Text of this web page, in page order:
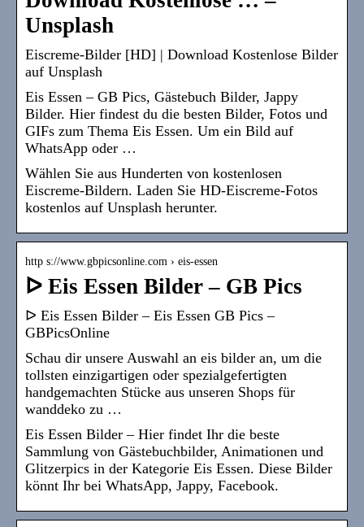
Unsplash
Eiscreme-Bilder [HD] | Download Kostenlose Bilder
auf Unsplash
Eis Essen – GB Pics, Gästebuch Bilder, Jappy
Bilder. Hier findest du die besten Bilder, Fotos und
GIFs zum Thema Eis Essen. Um ein Bild auf
WhatsApp oder …
Wählen Sie aus Hunderten von kostenlosen
Eiscreme-Bildern. Laden Sie HD-Eiscreme-Fotos
kostenlos auf Unsplash herunter.
http s://www.gbpicsonline.com › eis-essen
ᐅ Eis Essen Bilder – GB Pics
ᐅ Eis Essen Bilder – Eis Essen GB Pics –
GBPicsOnline
Schau dir unsere Auswahl an eis bilder an, um die
tollsten einzigartigen oder spezialgefertigten
handgemachten Stücke aus unseren Shops für
wanddeko zu …
Eis Essen Bilder – Hier findet Ihr die beste
Sammlung von Gästebuchbilder, Animationen und
Glitzerpics in der Kategorie Eis Essen. Diese Bilder
könnt Ihr bei WhatsApp, Jappy, Facebook.